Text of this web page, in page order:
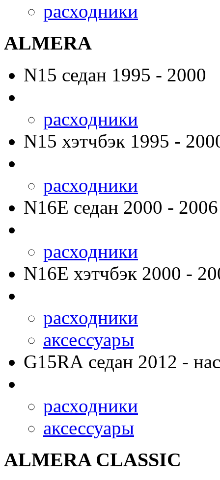
расходники
ALMERA
N15 седан 1995 - 2000
расходники
N15 хэтчбэк 1995 -
расходники
N16E седан 2000 - 2006
расходники
N16E хэтчбэк 2000 -
расходники
аксессуары
G15RA седан 2012 -
расходники
аксессуары
ALMERA CLASSIC